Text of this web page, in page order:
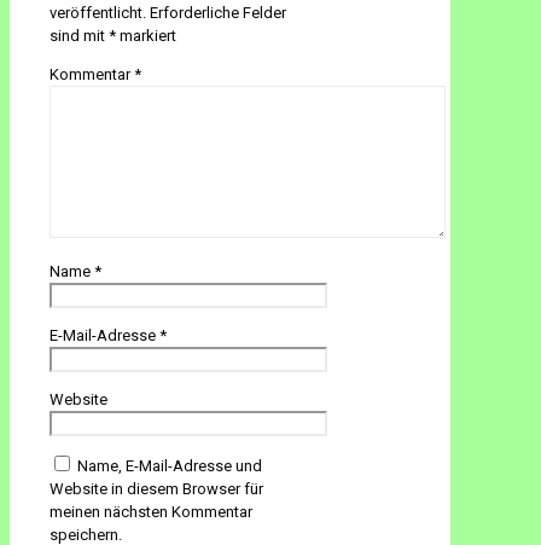
veröffentlicht. Erforderliche Felder
sind mit * markiert
Kommentar*
Name *
E-Mail-Adresse *
Website
Name, E-Mail-Adresse und
Website in diesem Browser für
meinen nächsten Kommentar
speichern.